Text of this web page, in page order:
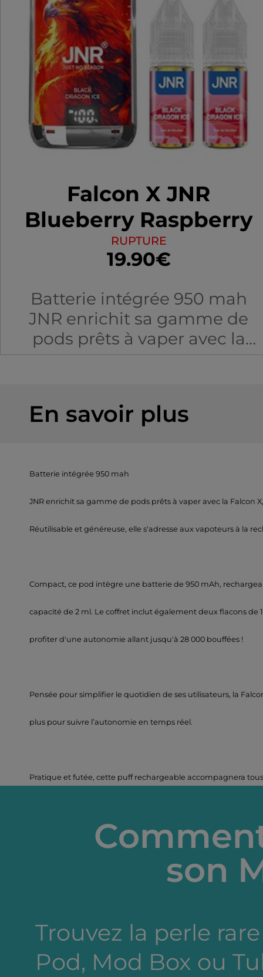
Falcon X JNR
Blueberry Raspberry
Cherry
RUPTURE
19.90€
Batterie intégrée 950 mah
JNR enrichit sa gamme de
pods prêts à vaper avec la
Falcon X, une puff
s'adresse aux vapoteurs à la
En savoir plus
Batterie intégrée 950 mah
JNR enrichit sa gamme de pods prêts à vaper avec la Falcon
Réutilisable et généreuse, elle s'adresse aux vapoteurs à la
Compact, ce pod intègre une batterie de 950 mAh,
capacité de 2 ml. Le coffret inclut également deux flacons
profiter d'une autonomie allant jusqu'à 28 000 bouffées !
Pensée pour simplifier le quotidien de ses utilisateurs, la
plus pour suivre l’autonomie en temps réel.
Pratique et futée, cette puff rechargeable accompagnera
son
Trouvez la perle
Pod, Mod Box ou